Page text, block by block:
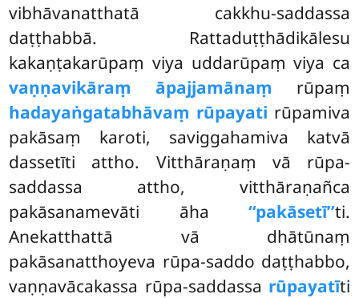
vibhāvanatthatā cakkhu-saddassa
daṭṭhabbā. Rattaduṭṭhādikālesu
kakaṇṭakarūpaṃ viya uddarūpaṃ viya ca
vaṇṇavikāraṃ āpajjamānaṃ rūpaṃ
hadayaṅgatabhāvaṃ rūpayati rūpamiva
pakāsaṃ karoti, saviggahamiva katvā
dassetīti attho. Vitthāraṇaṃ vā rūpa-
saddassa attho, vitthāraṇañca
pakāsanamevāti āha ‘‘pakāsetī’’ti.
Anekatthattā vā dhātūnaṃ
pakāsanatthoyeva rūpa-saddo daṭṭhabbo,
vaṇṇavācakassa rūpa-saddassa rūpayatīti